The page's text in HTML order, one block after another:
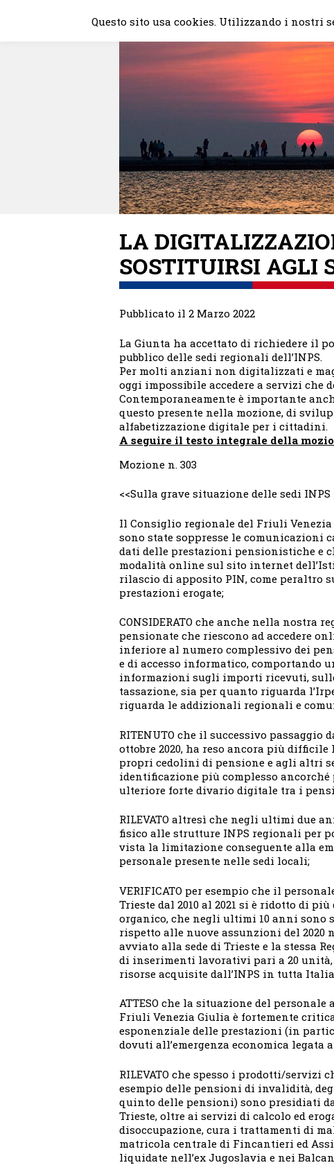
LA
SOSTITUIRSI AGLI
Pubblicato il 2 Marzo 2022
La Giunta ha accettato di richiedere il
pubblico delle sedi regionali dell’INPS.
Per molti anziani non digitalizzati e
oggi impossibile accedere a servizi che
Contemporaneamente è importante
questo presente nella mozione, di
alfabetizzazione digitale per i cittadini.
A seguire il testo integrale della
Mozione n. 303
<<Sulla grave situazione delle sedi
Il Consiglio regionale del Friuli Venezia
sono state soppresse le comunicazioni
dati delle prestazioni pensionistiche e
modalità online sul sito internet
rilascio di apposito PIN, come peraltro
prestazioni erogate;
CONSIDERATO che anche nella nostra
pensionate che riescono ad accedere
inferiore al numero complessivo dei
e di accesso informatico, comportando
informazioni sugli importi ricevuti,
tassazione, sia per quanto riguarda
riguarda le addizionali regionali e
RITENUTO che il successivo passaggio
ottobre 2020, ha reso ancora più difficile
propri cedolini di pensione e agli altri
identificazione più complesso
ulteriore forte divario digitale tra i
RILEVATO altresì che negli ultimi due
fisico alle strutture INPS regionali per
vista la limitazione conseguente alla
personale presente nelle sedi locali;
VERIFICATO per esempio che il
Trieste dal 2010 al 2021 si è ridotto di più
organico, che negli ultimi 10 anni sono
rispetto alle nuove assunzioni del 2020
avviato alla sede di Trieste e la stessa
di inserimenti lavorativi pari a 20 unità,
risorse acquisite dall’INPS in tutta
ATTESO che la situazione del
Friuli Venezia Giulia è fortemente
esponenziale delle prestazioni (in
dovuti all’emergenza economica legata
RILEVATO che spesso i prodotti/servizi
esempio delle pensioni di invalidità,
quinto delle pensioni) sono presidiati
Trieste, oltre ai servizi di calcolo ed
disoccupazione, cura i trattamenti di
matricola centrale di Fincantieri ed
liquidate nell’ex Jugoslavia e nei
Questo sito usa cookies. Utilizzando i nostri